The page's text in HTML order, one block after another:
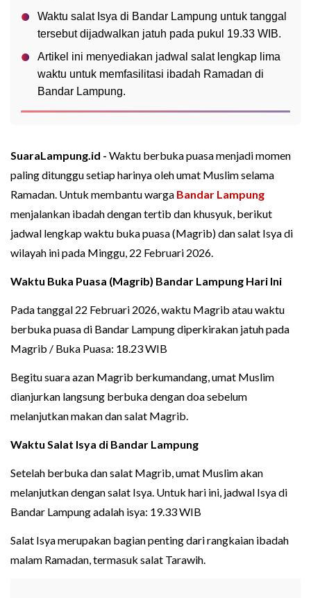
Waktu salat Isya di Bandar Lampung untuk tanggal
tersebut dijadwalkan jatuh pada pukul 19.33 WIB.
Artikel ini menyediakan jadwal salat lengkap lima
waktu untuk memfasilitasi ibadah Ramadan di
Bandar Lampung.
SuaraLampung.id - Waktu berbuka puasa menjadi momen
paling ditunggu setiap harinya oleh umat Muslim selama
Ramadan. Untuk membantu warga Bandar Lampung
menjalankan ibadah dengan tertib dan khusyuk, berikut
jadwal lengkap waktu buka puasa (Magrib) dan salat Isya di
wilayah ini pada Minggu, 22 Februari 2026.
Waktu Buka Puasa (Magrib) Bandar Lampung Hari Ini
Pada tanggal 22 Februari 2026, waktu Magrib atau waktu
berbuka puasa di Bandar Lampung diperkirakan jatuh pada
Magrib / Buka Puasa: 18.23 WIB
Begitu suara azan Magrib berkumandang, umat Muslim
dianjurkan langsung berbuka dengan doa sebelum
melanjutkan makan dan salat Magrib.
Waktu Salat Isya di Bandar Lampung
Setelah berbuka dan salat Magrib, umat Muslim akan
melanjutkan dengan salat Isya. Untuk hari ini, jadwal Isya di
Bandar Lampung adalah isya: 19.33 WIB
Salat Isya merupakan bagian penting dari rangkaian ibadah
malam Ramadan, termasuk salat Tarawih.